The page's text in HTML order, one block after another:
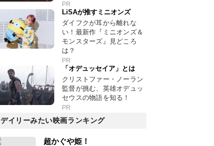
PR
LiSAが推すミニオンズ
ダイフクが耳から離れな
い！最新作『ミニオンズ＆
モンスターズ』見どころ
は？
PR
「オデュッセイア」とは
クリストファー・ノーラン
監督が挑む、英雄オデュッ
セウスの物語を知る！
PR
デイリーみたい映画ランキング
超かぐや姫！